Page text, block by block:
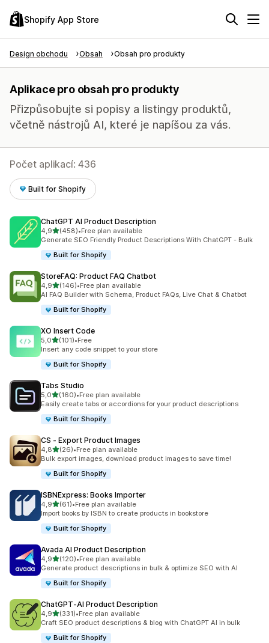
Shopify App Store
Design obchodu Obsah Obsah pro produkty
Aplikace pro obsah pro produkty
Přizpůsobujte si popisy a listingy produktů,
včetně nástrojů AI, které je napíšou za vás.
Počet aplikací: 436
Built for Shopify
ChatGPT AI Product Description
4,9z 5 hvězd
(458)
Celkový počet recenzí: 458
•Free plan available
Generate SEO Friendly Product Descriptions With ChatGPT - Bulk
Built for Shopify
StoreFAQ: Product FAQ Chatbot
4,9z 5 hvězd
(146)
Celkový počet recenzí: 146
•Free plan available
AI FAQ Builder with Schema, Product FAQs, Live Chat & Chatbot
Built for Shopify
XO Insert Code
5,0z 5 hvězd
(101)
Celkový počet recenzí: 101
•Free
Insert any code snippet to your store
Built for Shopify
Tabs Studio
5,0z 5 hvězd
(160)
Celkový počet recenzí: 160
•Free plan available
Easily create tabs or accordions for your product descriptions
Built for Shopify
CS ‑ Export Product Images
4,8z 5 hvězd
(26)
Celkový počet recenzí: 26
•Free plan available
Bulk export images, download product images to save time!
Built for Shopify
ISBNExpress: Books Importer
4,9z 5 hvězd
(61)
Celkový počet recenzí: 61
•Free plan available
Import books by ISBN to create products in bookstore
Built for Shopify
Avada AI Product Description
4,9z 5 hvězd
(120)
Celkový počet recenzí: 120
•Free plan available
Generate product descriptions in bulk & optimize SEO with AI
Built for Shopify
ChatGPT‑AI Product Description
4,9z 5 hvězd
(331)
Celkový počet recenzí: 331
•Free plan available
Craft SEO product descriptions & blog with ChatGPT AI in bulk
Built for Shopify